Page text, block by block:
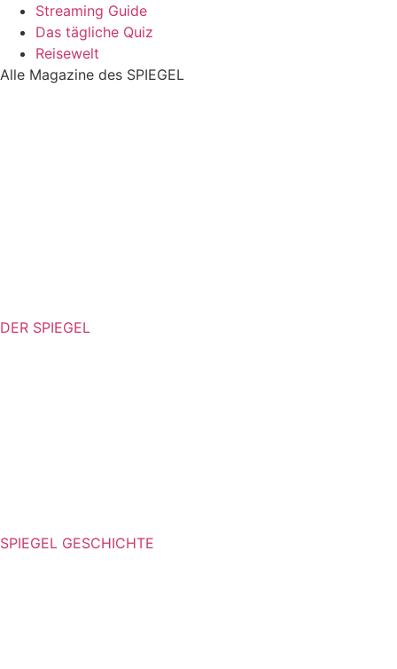
Streaming Guide
Das tägliche Quiz
Reisewelt
Alle Magazine des SPIEGEL
DER SPIEGEL
SPIEGEL GESCHICHTE